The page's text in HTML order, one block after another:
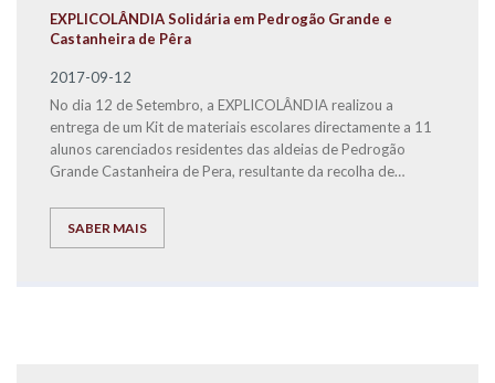
EXPLICOLÂNDIA Solidária em Pedrogão Grande e
Castanheira de Pêra
2017-09-12
No dia 12 de Setembro, a EXPLICOLÂNDIA realizou a
entrega de um Kit de materiais escolares directamente a 11
alunos carenciados residentes das aldeias de Pedrogão
Grande Castanheira de Pera, resultante da recolha de
SABER MAIS